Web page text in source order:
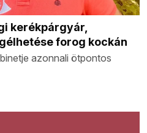
kerékpárgyár,
forog kockán
azonnali ötpontos